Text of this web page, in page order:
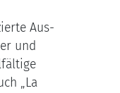
Aus-
und
„La